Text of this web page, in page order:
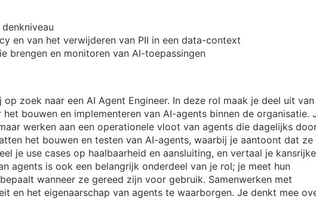
en van het verwijderen van PII in een data-context
brengen en monitoren van AI-toepassingen
zoek naar een AI Agent Engineer. In deze rol maak je deel uit van
bouwen en implementeren van AI-agents binnen de organisatie.
werken aan een operationele vloot van agents die dagelijks
het bouwen en testen van AI-agents, waarbij je aantoont dat ze
je use cases op haalbaarheid en aansluiting, en vertaal je kansrijke
agents is ook een belangrijk onderdeel van je rol; je meet hun
wanneer ze gereed zijn voor gebruik. Samenwerken met
en het eigenaarschap van agents te waarborgen. Je denkt mee